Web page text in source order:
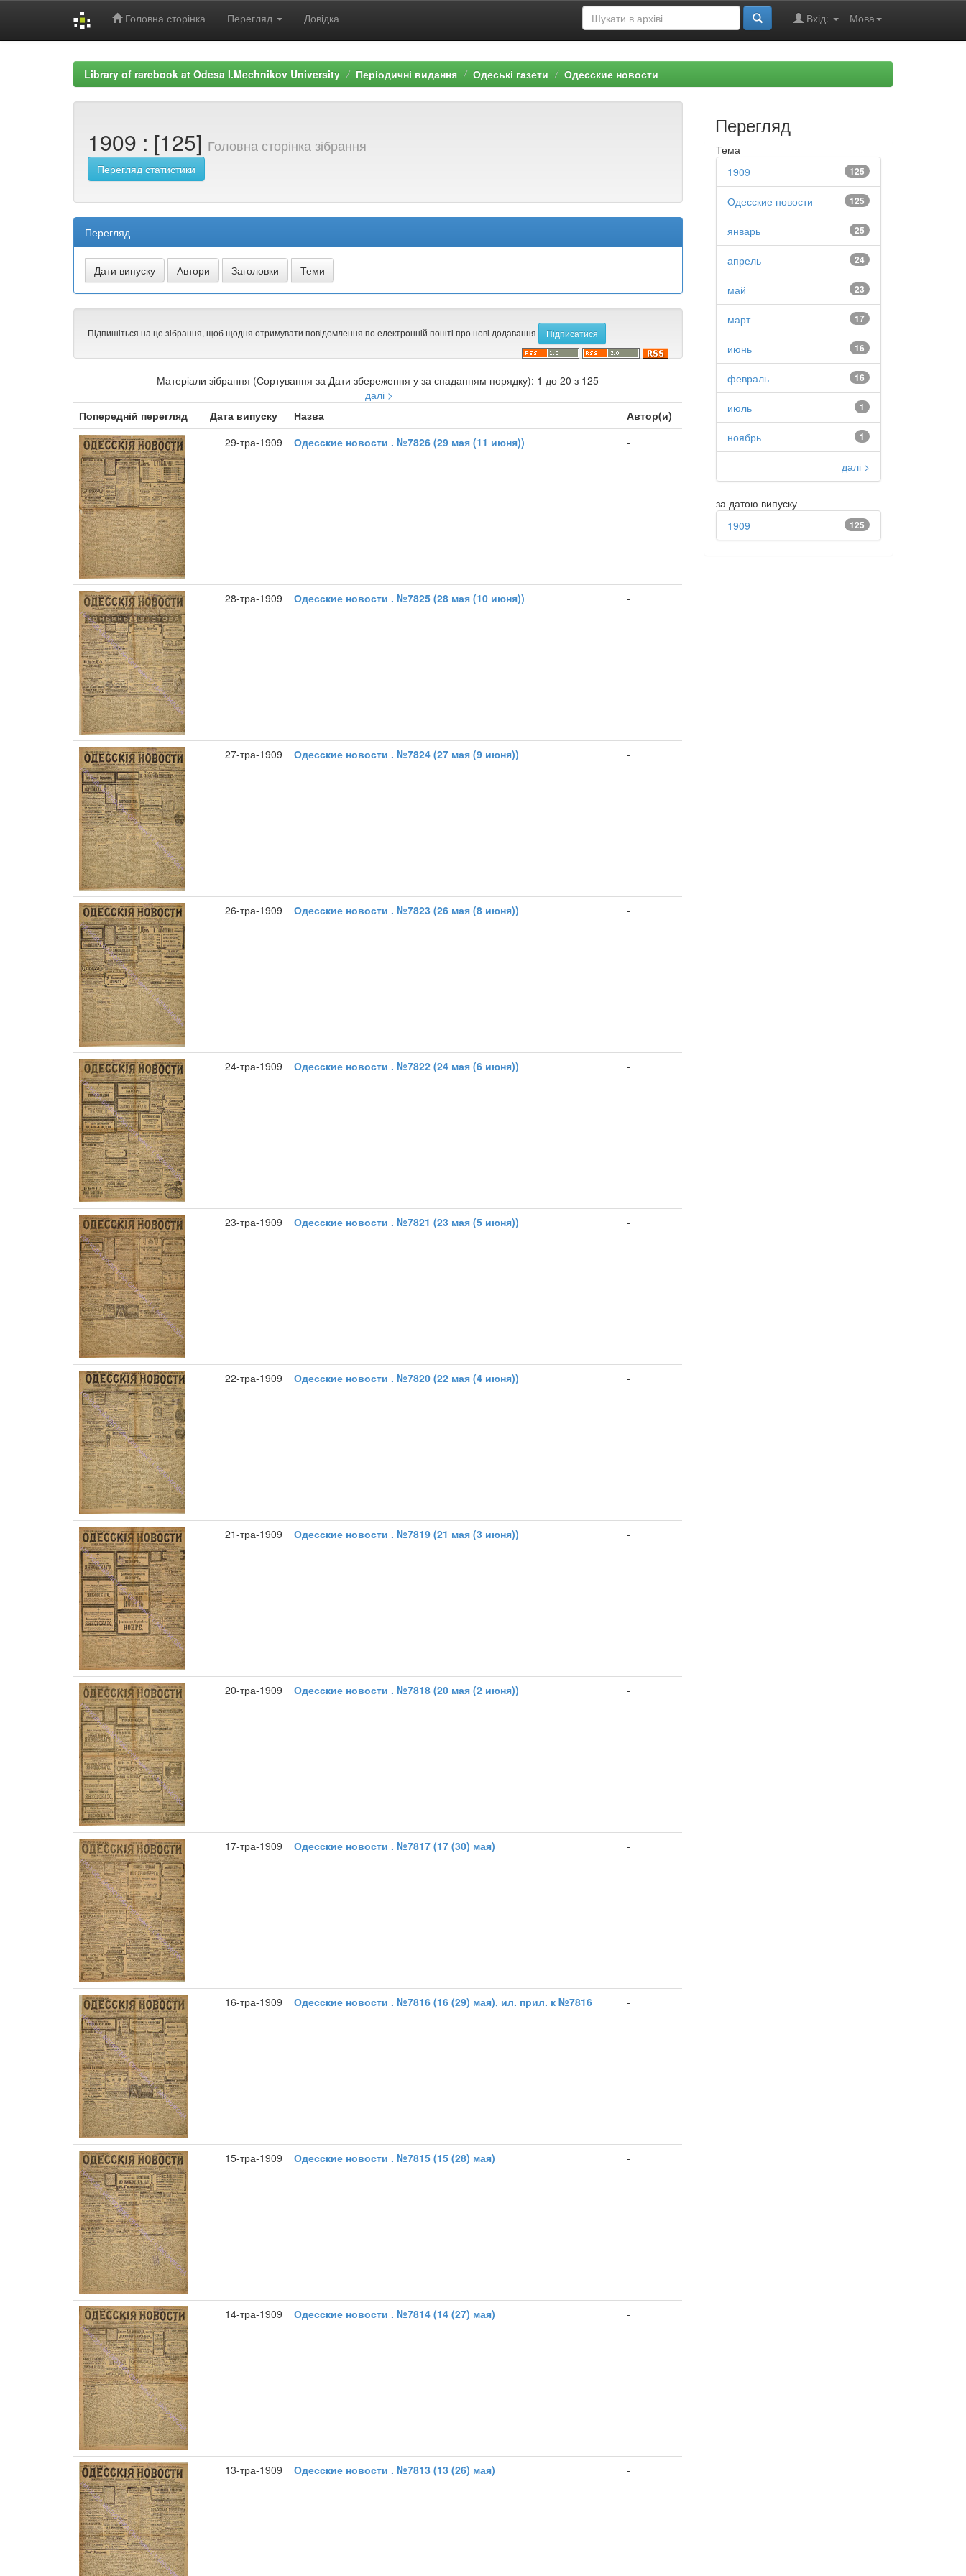
Головна сторінка Перегляд Довідка Мова
Вхід:
Library of rarebook at Odesa I.Mechnikov University Періодичні видання Одеські газети Одесские новости
1909 : [125] Головна сторінка зібрання
Перегляд статистики
Перегляд
Підпишіться на це зібрання, щоб щодня отримувати повідомлення по електронній пошті про нові додавання
Матеріали зібрання (Сортування за Дати збереження у за спаданням порядку): 1 до 20 з 125
далі >
Попередній перегляд
Дата випуску Назва
Автор(и)
29-тра-1909
Одесские новости . №7826 (29 мая (11 июня)) -
28-тра-1909 Одесские новости . №7825 (28 мая (10 июня)) -
27-тра-1909 Одесские новости . №7824 (27 мая (9 июня)) -
26-тра-1909 Одесские новости . №7823 (26 мая (8 июня)) -
24-тра-1909 Одесские новости . №7822 (24 мая (6 июня)) -
23-тра-1909 Одесские новости . №7821 (23 мая (5 июня)) -
22-тра-1909 Одесские новости . №7820 (22 мая (4 июня)) -
21-тра-1909 Одесские новости . №7819 (21 мая (3 июня)) -
20-тра-1909 Одесские новости . №7818 (20 мая (2 июня)) -
17-тра-1909 Одесские новости . №7817 (17 (30) мая) -
16-тра-1909 Одесские новости . №7816 (16 (29) мая), ил. прил. к №7816 -
15-тра-1909 Одесские новости . №7815 (15 (28) мая) -
14-тра-1909 Одесские новости . №7814 (14 (27) мая) -
13-тра-1909 Одесские новости . №7813 (13 (26) мая) -
Перегляд
Тема
125
1909
125
Одесские новости
25
январь
24
апрель
23
май
17
март
16
июнь
16
февраль
1
июль
1
ноябрь
далі >
за датою випуску
125
1909